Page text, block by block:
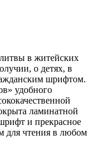
в житейских
о детях, в
шрифтом.
удобного
ламинатной
и прекрасное
для чтения в любом